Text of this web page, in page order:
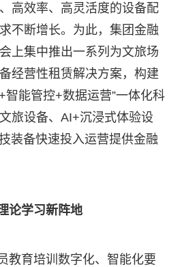
高效率、高灵活度的设备配
不断增长。为此，集团金融
上集中推出一系列为文旅场
经营性租赁解决方案，构建
智能管控+数据运营”一体化科
旅设备、AI+沉浸式体验设
装备快速投入运营提供金融
论学习新阵地
教育培训数字化、智能化要